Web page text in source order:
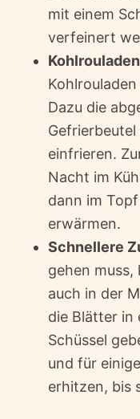
mit einem
verfeinert
Dazu die
einfrieren.
Nacht im
dann im
erwärmen.
Schnellere
gehen
auch in der
die Blätter in
Schüssel
und für
erhitzen, bis